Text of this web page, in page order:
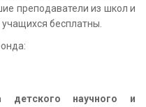
преподаватели из школ и
бесплатны.
детского научного и